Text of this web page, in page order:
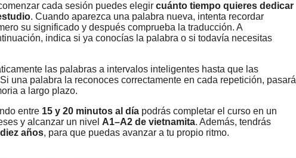
cada sesión puedes elegir cuánto tiempo quieres dedicar
. Cuando aparezca una palabra nueva, intenta recordar
su significado y después comprueba la traducción. A
indica si ya conocías la palabra o si todavía necesitas
las palabras a intervalos inteligentes hasta que las
una palabra la reconoces correctamente en cada repetición, pasará
a largo plazo.
entre 15 y 20 minutos al díapodrás completar el curso en un
y alcanzar un nivel A1–A2 de vietnamita. Además, tendrás
diez años, para que puedas avanzar a tu propio ritmo.